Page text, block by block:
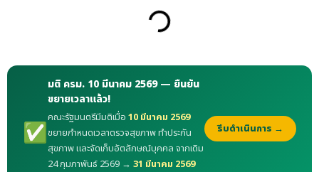
✅
มติ ครม. 10 มีนาคม 2569 — ยืนยัน
ขยายเวลาแล้ว!
คณะรัฐมนตรีมีมติเมื่อ 10 มีนาคม 2569
ขยายกำหนดเวลาตรวจสุขภาพ ทำประกัน
สุขภาพ และจัดเก็บอัตลักษณ์บุคคล จากเดิม
24 กุมภาพันธ์ 2569 → 31 มีนาคม 2569
รีบดำเนินการ →